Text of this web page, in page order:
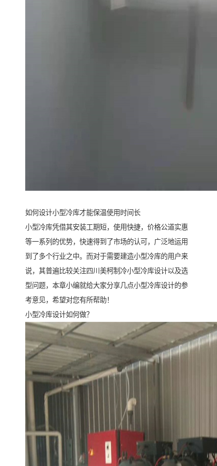
如何设计小型冷库才能保温使用时间长
小型冷库凭借其安装工期短，使用快捷，价格公道实惠
等一系列的优势，快速得到了市场的认可，广泛地运用
到了多个行业之中。而对于需要建造小型冷库的用户来
说，其普遍比较关注四川美柯制冷小型冷库设计以及选
型问题，本章小编就给大家分享几点小型冷库设计的参
考意见，希望对您有所帮助！
小型冷库设计如何做？